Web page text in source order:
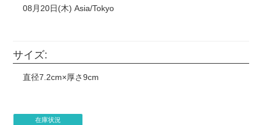
08月20日(木) Asia/Tokyo
サイズ:
直径7.2cm×厚さ9cm
在庫状況